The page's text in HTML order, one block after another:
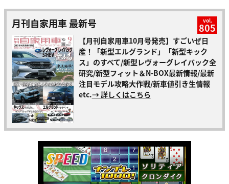
月刊自家用車 最新号 vol.
805
【月刊自家用車10月号発売】すごいぜ日
産！「新型エルグランド」「新型キック
ス」のすべて/新型レヴォーグレイバック全
研究/新型フィット＆N-BOX最新情報/最新
注目モデル攻略大作戦/新車値引き生情報
etc.→ 詳しくはこちら